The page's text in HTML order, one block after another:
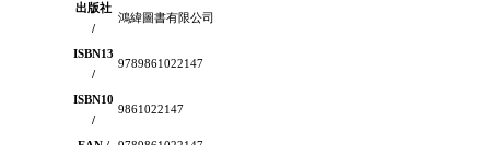
出版社
/
鴻緯圖書有限公司
ISBN13
/
9789861022147
ISBN10
/
9861022147